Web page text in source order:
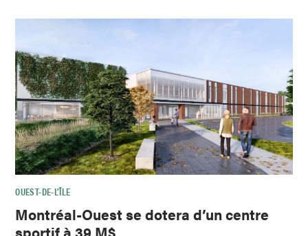
OUEST-DE-L’ÎLE
Montréal-Ouest se dotera d’un centre